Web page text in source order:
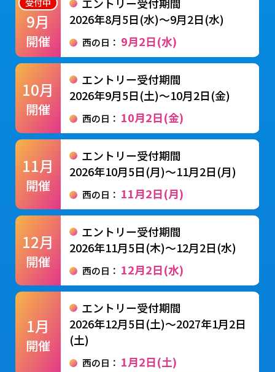
受付中
9月
開催
エントリー受付期間
2026年8月5日(水)〜9月2日(水)
西の日： 9月2日(水)
10月
開催
エントリー受付期間
2026年9月5日(土)〜10月2日(金)
西の日： 10月2日(金)
11月
開催
エントリー受付期間
2026年10月5日(月)〜11月2日(月)
西の日： 11月2日(月)
12月
開催
エントリー受付期間
2026年11月5日(木)〜12月2日(水)
西の日： 12月2日(水)
1月
開催
エントリー受付期間
2026年12月5日(土)〜2027年1月2日
(土)
西の日： 1月2日(土)